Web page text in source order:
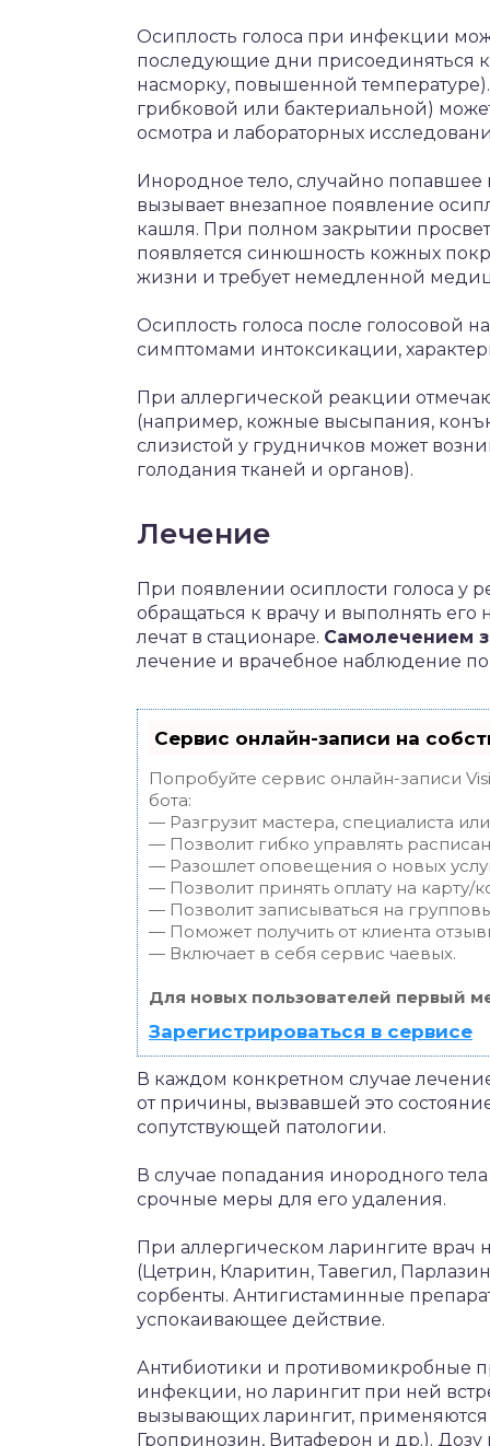
Осиплость голоса при инфекции
последующие дни присоединяться
насморку, повышенной
грибковой или бактериальной)
осмотра и лабораторных
Инородное тело, случайно попавшее
вызывает внезапное появление
кашля. При полном закрытии
появляется синюшность кожных
жизни и требует немедленной
Осиплость голоса после голосовой
симптомами интоксикации,
При аллергической реакции
(например, кожные высыпания,
слизистой у грудничков может
голодания тканей и органов).
Лечение
При появлении осиплости голоса у
обращаться к врачу и выполнять его
лечат в стационаре. Самолечением
лечение и врачебное наблюдение
Сервис онлайн-записи на
Попробуйте сервис онлайн-записи
бота:
— Разгрузит мастера, специалиста
— Позволит гибко управлять
— Разошлет оповещения о новых
— Позволит принять оплату на карту/
— Позволит записываться на
— Поможет получить от клиента
— Включает в себя сервис чаевых.
Для новых пользователей первый
Зарегистрироваться в сервисе
В каждом конкретном случае
от причины, вызвавшей это
сопутствующей патологии.
В случае попадания инородного
срочные меры для его удаления.
При аллергическом ларингите врач
(Цетрин, Кларитин, Тавегил,
сорбенты. Антигистаминные
успокаивающее действие.
Антибиотики и противомикробные
инфекции, но ларингит при ней
вызывающих ларингит,
Гропринозин, Витаферон и др.). Дозу